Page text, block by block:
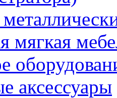
мягкая
аксессуары